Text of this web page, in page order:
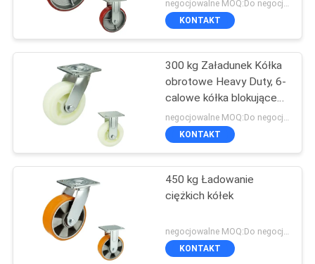
negocjowalne MOQ:Do negocjacji
KONTAKT
300 kg Załadunek Kółka
obrotowe Heavy Duty, 6-
calowe kółka blokujące
Heavy Duty
negocjowalne MOQ:Do negocjacji
KONTAKT
450 kg Ładowanie
ciężkich kółek
negocjowalne MOQ:Do negocjacji
KONTAKT